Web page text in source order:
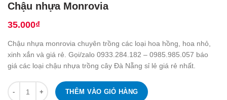
Chậu nhựa Monrovia
35.000₫
Chậu nhựa monrovia chuyên trồng các loại hoa hồng, hoa nhỏ,
xinh xắn và giá rẻ. Gọi/zalo 0933.284.182 – 0985.985.057 báo
giá các loại chậu nhựa trồng cây Đà Nẵng sỉ lẻ giá rẻ nhất.
Số lượng
THÊM VÀO GIỎ HÀNG